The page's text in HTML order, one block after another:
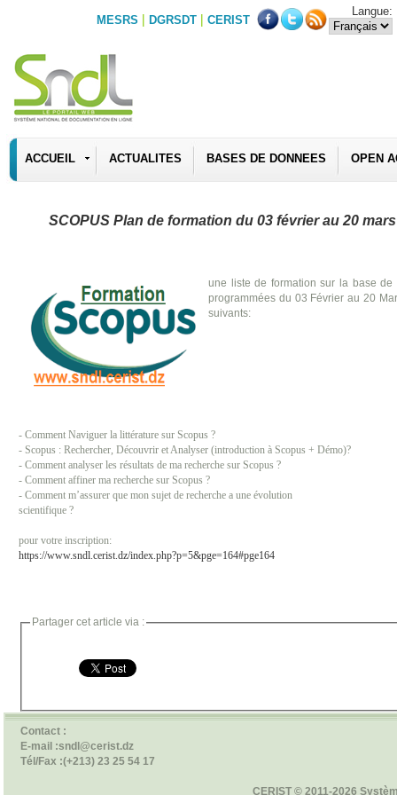
MESRS | DGRSDT | CERIST
Langue:
ACCUEIL ACTUALITES BASES DE DONNEES OPEN
SCOPUS Plan de formation du 03 février au 20
une liste de formation sur la base de
programmées du 03 Février au 20
suivants:
- Comment Naviguer la littérature sur Scopus ?
- Scopus : Rechercher, Découvrir et Analyser (introduction à Scopus + Démo)?
- Comment analyser les résultats de ma recherche sur Scopus ?
- Comment affiner ma recherche sur Scopus ?
- Comment m’assurer que mon sujet de recherche a une évolution
scientifique ?
pour votre inscription:
https://www.sndl.cerist.dz/index.php?p=5&pge=164#pge164
Partager cet article via :
Contact :
E-mail :sndl@cerist.dz
Tél/Fax :(+213) 23 25 54 17
CERIST © 2011-2026